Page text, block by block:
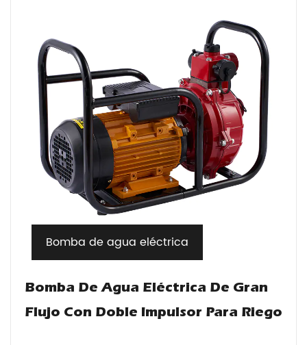
Bomba de agua eléctrica
Bomba De Agua Eléctrica De Gran
Flujo Con Doble Impulsor Para Riego